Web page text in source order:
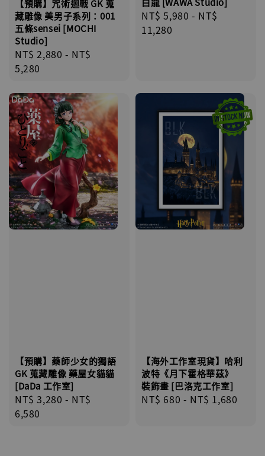
【預購】咒術迴戰 GK 蒐
藏雕像 美男子系列：001
五條sensei [MOCHI
Studio]
Regular
price
NT$ 2,880 - NT$
5,280
Regular
price
NT$ 5,980 - NT$
11,280
【預購】藥師少女的獨語
GK 蒐藏雕像 藥屋女貓貓
[DaDa 工作室]
Regular
price
NT$ 3,280 - NT$
6,580
【海外工作室現貨】哈利
波特《月下霍格華茲》
裝飾畫 [巴洛克工作室]
Regular
NT$ 680 - NT$ 1,680